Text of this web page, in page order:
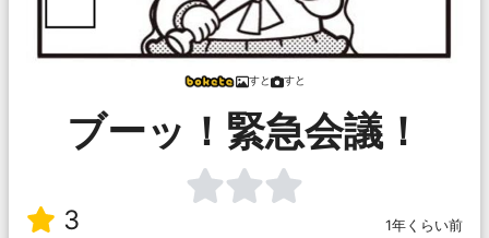
すと すと
ブーッ！緊急会議！
3
1年くらい前